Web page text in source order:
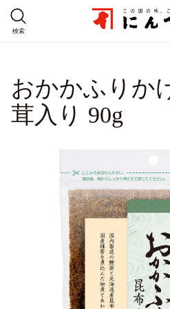
検索
商品情報
おかかふりか
茸入り 90g